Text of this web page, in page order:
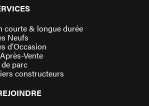
courte & longue durée
Neufs
d’Occasion
Vente
parc
constructeurs